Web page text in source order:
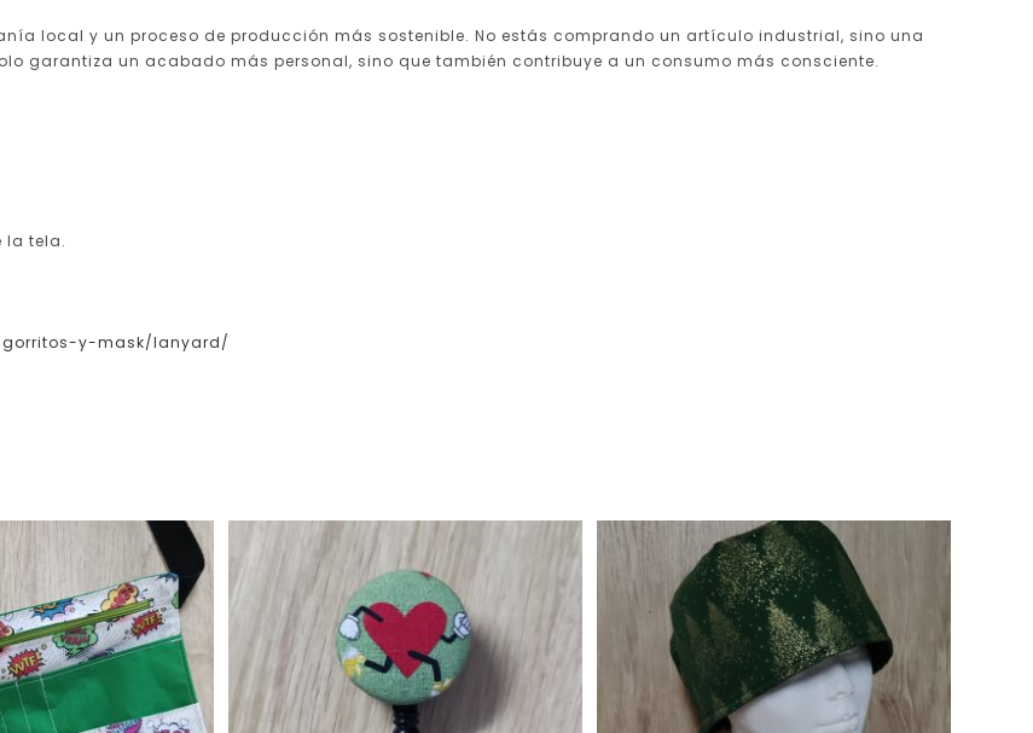
local y un proceso de producción más sostenible. No estás comprando un artículo industrial, sino una
garantiza un acabado más personal, sino que también contribuye a un consumo más consciente.
la tela.
y-mask/lanyard/